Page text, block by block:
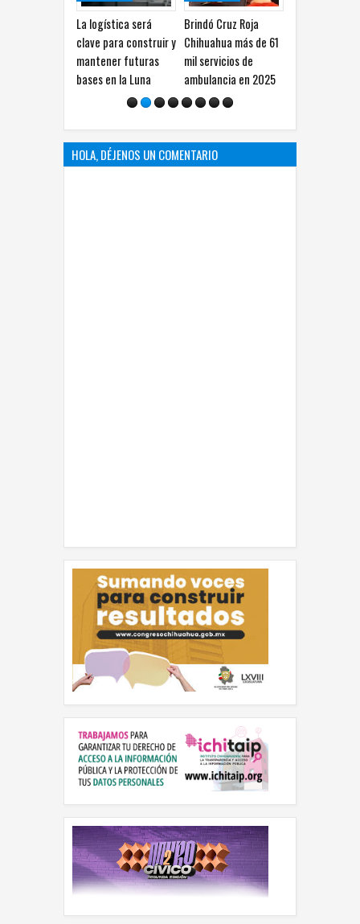
La logística será
clave para construir y
mantener futuras
bases en la Luna
Brindó Cruz Roja
Chihuahua más de 61
mil servicios de
ambulancia en 2025
Acusa Estrada al PAN
de recurrir a una
guerra sucia contra
Morena
HOLA, DÉJENOS UN COMENTARIO